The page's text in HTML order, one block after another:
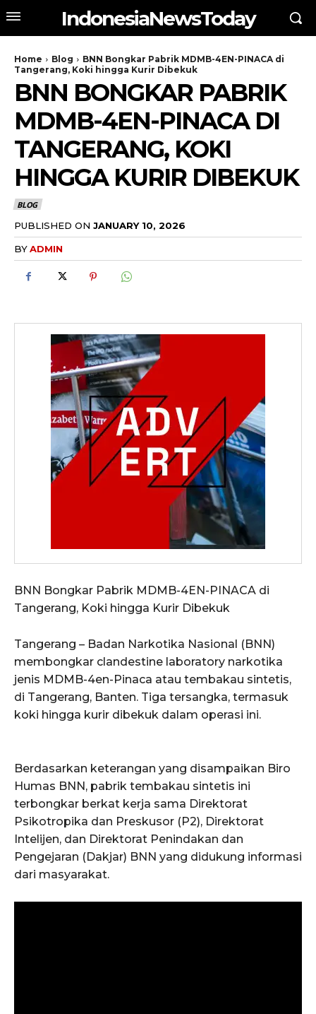
IndonesiaNewsToday
Home Blog
BNN Bongkar Pabrik MDMB-4EN-PINACA di
Tangerang, Koki hingga Kurir Dibekuk
BNN BONGKAR PABRIK
MDMB-4EN-PINACA DI
TANGERANG, KOKI
HINGGA KURIR DIBEKUK
BLOG
PUBLISHED ON JANUARY 10, 2026
BYADMIN
BNN Bongkar Pabrik MDMB-4EN-PINACA di
Tangerang, Koki hingga Kurir Dibekuk
Tangerang – Badan Narkotika Nasional (BNN)
membongkar clandestine laboratory narkotika
jenis MDMB-4en-Pinaca atau tembakau sintetis,
di Tangerang, Banten. Tiga tersangka, termasuk
koki hingga kurir dibekuk dalam operasi ini.
Berdasarkan keterangan yang disampaikan Biro
Humas BNN, pabrik tembakau sintetis ini
terbongkar berkat kerja sama Direktorat
Psikotropika dan Preskusor (P2), Direktorat
Intelijen, dan Direktorat Penindakan dan
Pengejaran (Dakjar) BNN yang didukung informasi
dari masyarakat.